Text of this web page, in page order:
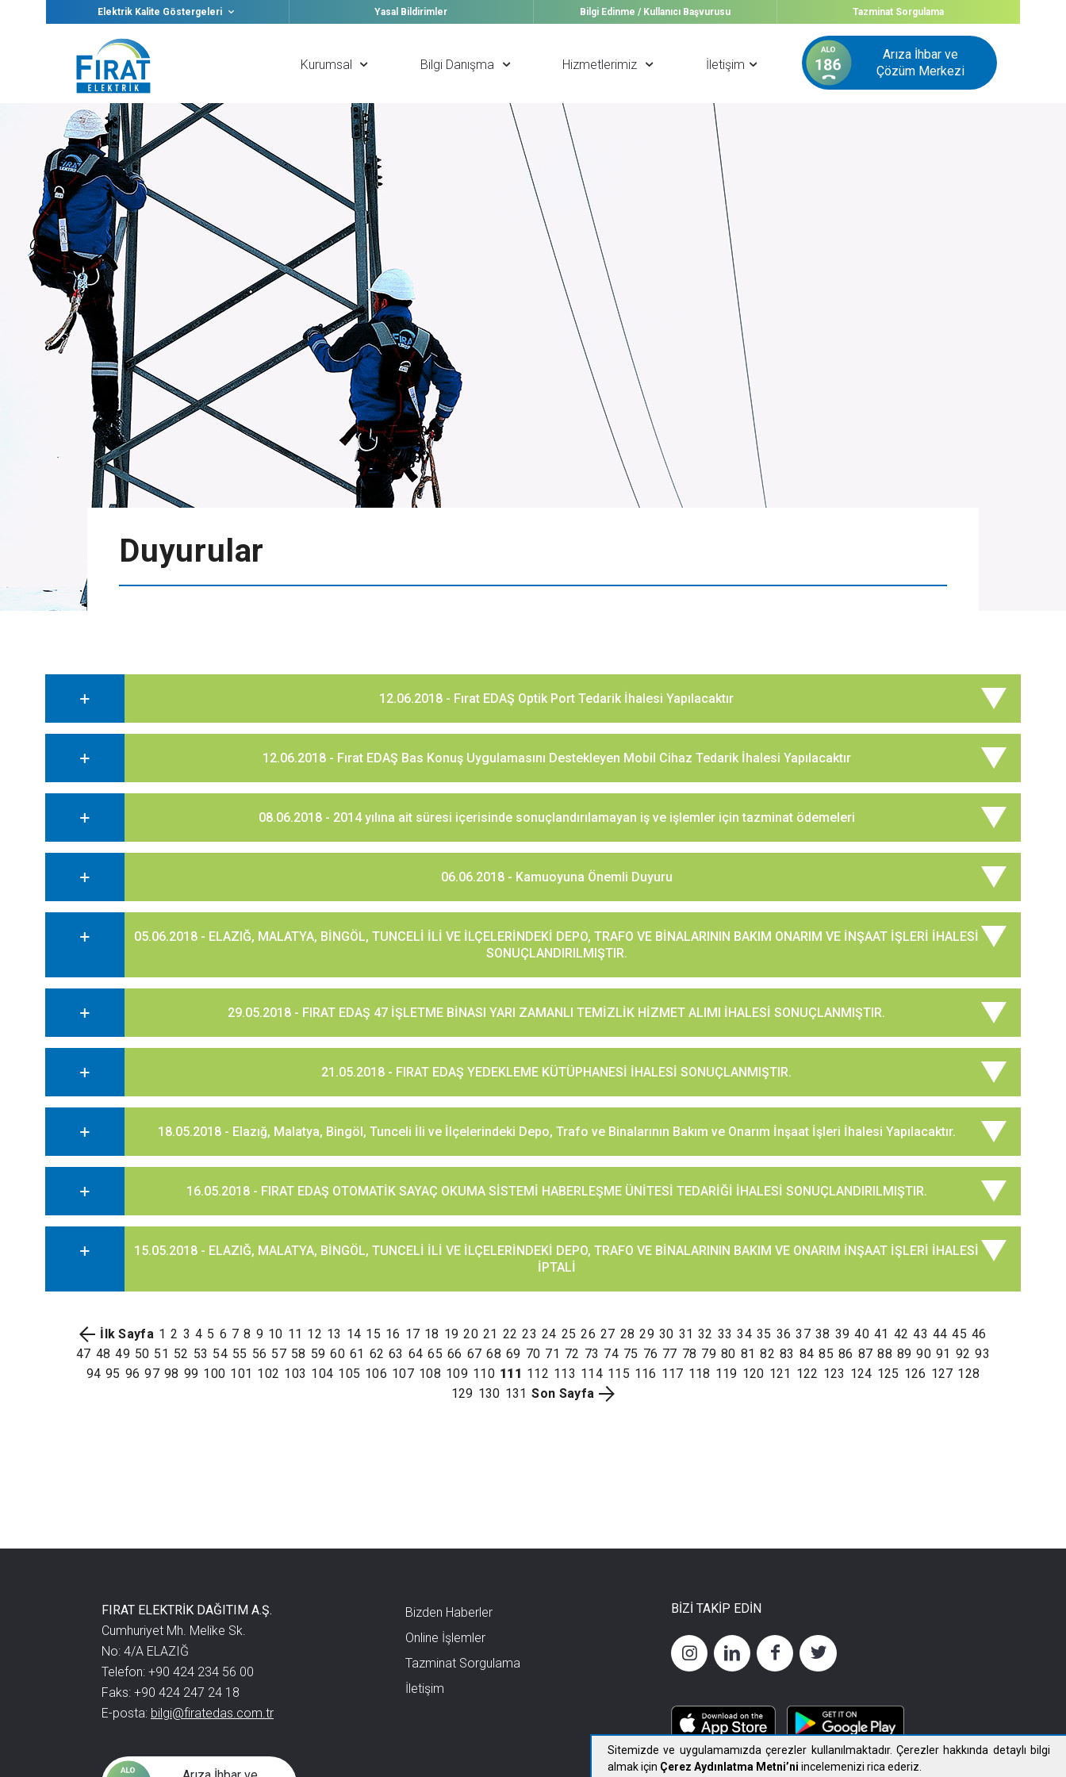
Elektrik Kalite Göstergeleri Yasal Bildirimler Bilgi Edinme / Kullanıcı Başvurusu Tazminat Sorgulama
Kurumsal Bilgi Danışma Hizmetlerimiz İletişim
Arıza İhbar ve
Çözüm Merkezi
Duyurular
12.06.2018 - Fırat EDAŞ Optik Port Tedarik İhalesi Yapılacaktır
12.06.2018 - Fırat EDAŞ Bas Konuş Uygulamasını Destekleyen Mobil Cihaz Tedarik İhalesi Yapılacaktır
08.06.2018 - 2014 yılına ait süresi içerisinde sonuçlandırılamayan iş ve işlemler için tazminat ödemeleri
06.06.2018 - Kamuoyuna Önemli Duyuru
05.06.2018 - ELAZIĞ, MALATYA, BİNGÖL, TUNCELİ İLİ VE İLÇELERİNDEKİ DEPO, TRAFO VE BİNALARININ BAKIM ONARIM VE İNŞAAT İŞLERİ İHALESİ
SONUÇLANDIRILMIŞTIR.
29.05.2018 - FIRAT EDAŞ 47 İŞLETME BİNASI YARI ZAMANLI TEMİZLİK HİZMET ALIMI İHALESİ SONUÇLANMIŞTIR.
21.05.2018 - FIRAT EDAŞ YEDEKLEME KÜTÜPHANESİ İHALESİ SONUÇLANMIŞTIR.
18.05.2018 - Elazığ, Malatya, Bingöl, Tunceli İli ve İlçelerindeki Depo, Trafo ve Binalarının Bakım ve Onarım İnşaat İşleri İhalesi Yapılacaktır.
16.05.2018 - FIRAT EDAŞ OTOMATİK SAYAÇ OKUMA SİSTEMİ HABERLEŞME ÜNİTESİ TEDARİĞİ İHALESİ SONUÇLANDIRILMIŞTIR.
15.05.2018 - ELAZIĞ, MALATYA, BİNGÖL, TUNCELİ İLİ VE İLÇELERİNDEKİ DEPO, TRAFO VE BİNALARININ BAKIM VE ONARIM İNŞAAT İŞLERİ İHALESİ
İPTALİ
İlk Sayfa 1 2 3 4 5 6 7 8 9 10 11 12 13 14 15 16 17 18 19 20 21 22 23 24 25 26 27 28 29 30 31 32 33 34 35 36 37 38 39 40 41 42 43 44 45 46
47 48 49 50 51 52 53 54 55 56 57 58 59 60 61 62 63 64 65 66 67 68 69 70 71 72 73 74 75 76 77 78 79 80 81 82 83 84 85 86 87 88 89 90 91 92 93
94 95 96 97 98 99 100 101 102 103 104 105 106 107 108 109 110 111 112 113 114 115 116 117 118 119 120 121 122 123 124 125 126 127 128
129 130 131 Son Sayfa
FIRAT ELEKTRİK DAĞITIM A.Ş.
Cumhuriyet Mh. Melike Sk.
No: 4/A ELAZIĞ
Telefon: +90 424 234 56 00
Faks: +90 424 247 24 18
E-posta: bilgi@firatedas.com.tr
Bizden Haberler
Online İşlemler
Tazminat Sorgulama
İletişim
BİZİ TAKİP EDİN
Sitemizde ve uygulamamızda çerezler kullanılmaktadır. Çerezler hakkında detaylı bilgi
almak için Çerez Aydınlatma Metni’ni incelemenizi rica ederiz.